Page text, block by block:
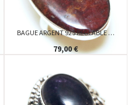
BAGUE ARGENT 925 RÉGLABLE …
79,00 €